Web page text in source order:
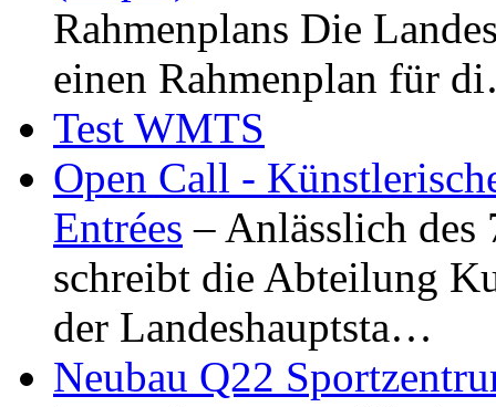
Rahmenplans Die
einen Rahmenplan für
Test WMTS
Open Call -
Entrées – Anlässlich
schreibt die Abteilung
der Landeshauptsta…
Neubau Q22